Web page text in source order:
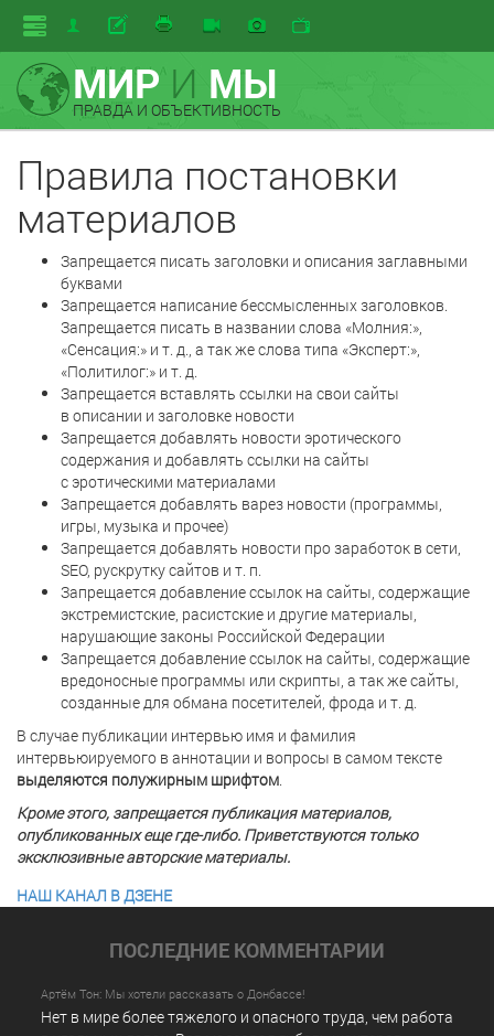
МИРИ МЫ
ПРАВДА И ОБЪЕКТИВНОСТЬ
Правила постановки
материалов
Запрещается писать заголовки и описания заглавными
буквами
Запрещается написание бессмысленных заголовков.
Запрещается писать в названии слова «Молния:»,
«Сенсация:» и т. д., а так же слова типа «Эксперт:»,
«Политилог:» и т. д.
Запрещается вставлять ссылки на свои сайты
в описании и заголовке новости
Запрещается добавлять новости эротического
содержания и добавлять ссылки на сайты
с эротическими материалами
Запрещается добавлять варез новости (программы,
игры, музыка и прочее)
Запрещается добавлять новости про заработок в сети,
SEO, рускрутку сайтов и т. п.
Запрещается добавление ссылок на сайты, содержащие
экстремистские, расистские и другие материалы,
нарушающие законы Российской Федерации
Запрещается добавление ссылок на сайты, содержащие
вредоносные программы или скрипты, а так же сайты,
созданные для обмана посетителей, фрода и т. д.
В случае публикации интервью имя и фамилия
интервьюируемого в аннотации и вопросы в самом тексте
выделяются полужирным шрифтом.
Кроме этого, запрещается публикация материалов,
опубликованных еще где-либо. Приветствуются только
эксклюзивные авторские материалы.
НАШ КАНАЛ В ДЗЕНЕ
ПОСЛЕДНИE КОММЕНТАРИИ
Артём Тон: Мы хотели рассказать о Донбассе!
Нет в мире более тяжелого и опасного труда, чем работа